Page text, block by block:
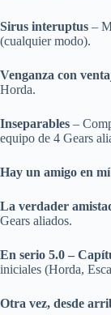
Sirus interuptus –
(cualquier modo).
Venganza con
Horda.
Inseparables –
equipo de 4 Gears
Hay un amigo en mí
La verdader
Gears aliados.
En serio 5.0 –
iniciales (Horda,
Otra vez, desde